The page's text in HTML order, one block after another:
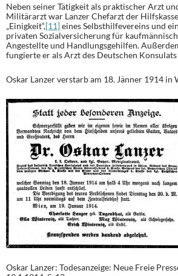
Neben seiner Tätigkeit als praktischer Arzt
Militärarzt war Lanzer Chefarzt der Hilfskasse
„Einigkeit“,[11]eines Selbsthilfevereins und
privaten Sozialversicherung für
Angestellte und Handlungsgehilfen.
fungierte er als Arzt des Deutschen
Oskar Lanzer verstarb am 18. Jänner 1914 in
Oskar Lanzer: Todesanzeige: Neue Freie